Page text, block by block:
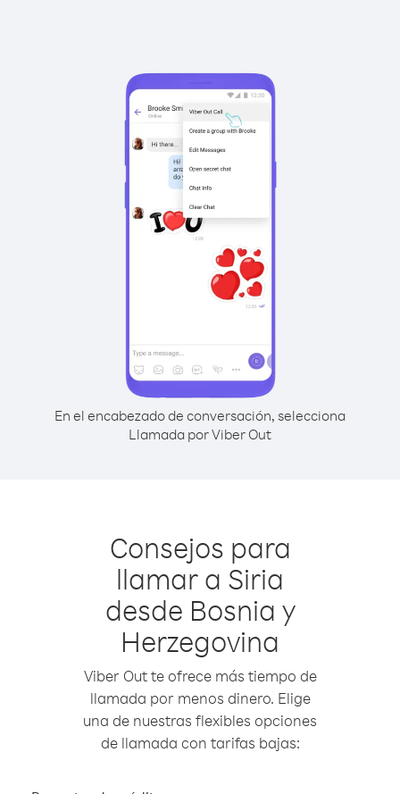
En el encabezado de conversación, selecciona
Llamada por Viber Out
Consejos para
llamar a Siria
desde Bosnia y
Herzegovina
Viber Out te ofrece más tiempo de
llamada por menos dinero. Elige
una de nuestras flexibles opciones
de llamada con tarifas bajas: